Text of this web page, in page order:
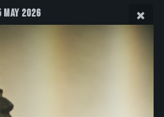
May 2026